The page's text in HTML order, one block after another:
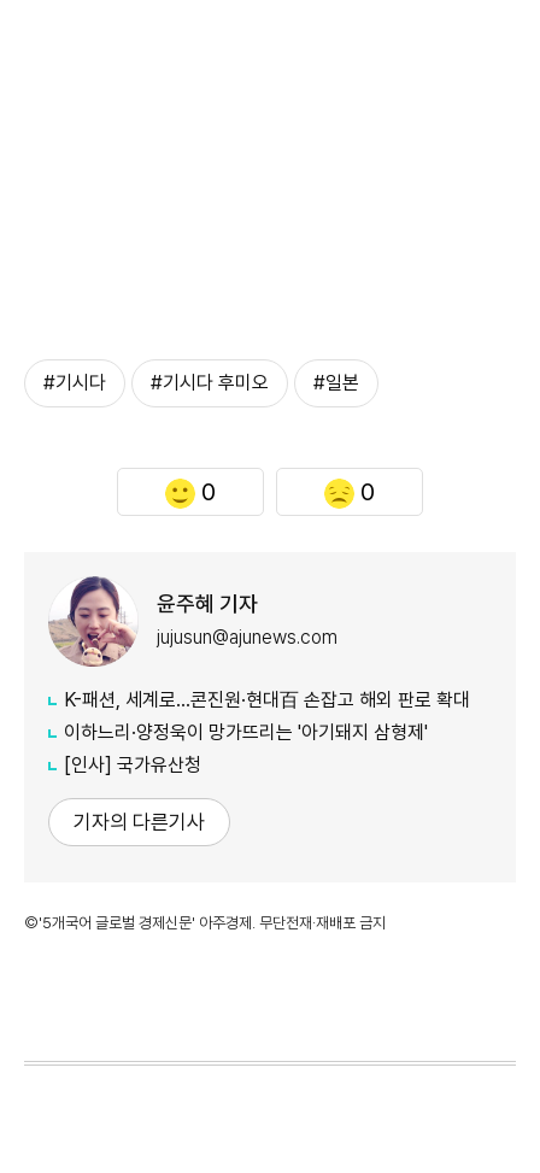
#기시다 #기시다 후미오 #일본
0 0
윤주혜 기자
jujusun@ajunews.com
K-패션, 세계로…콘진원·현대百 손잡고 해외 판로 확대
이하느리·양정욱이 망가뜨리는 '아기돼지 삼형제'
[인사] 국가유산청
기자의 다른기사
©'5개국어 글로벌 경제신문' 아주경제. 무단전재·재배포 금지